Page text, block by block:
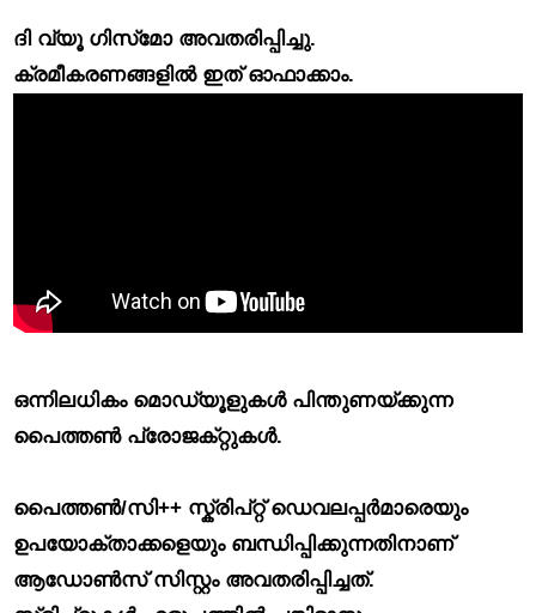
ദി വ്യൂ ഗിസ്‌മോ അവതരിപ്പിച്ചു.
ക്രമീകരണങ്ങളിൽ ഇത് ഓഫാക്കാം.
ഒന്നിലധികം മൊഡ്യൂളുകൾ പിന്തുണയ്‌ക്കുന്ന
പൈത്തൺ പ്രോജക്‌റ്റുകൾ.
പൈത്തൺ/സി++ സ്ക്രിപ്റ്റ് ഡെവലപ്പർമാരെയും
ഉപയോക്താക്കളെയും ബന്ധിപ്പിക്കുന്നതിനാണ്
ആഡോൺസ് സിസ്റ്റം അവതരിപ്പിച്ചത്.